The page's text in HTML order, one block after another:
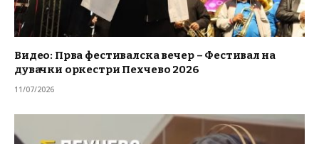
Видео: Прва фестивалска вечер – Фестивал на
дувачки оркестри Пехчево 2026
11/07/2026